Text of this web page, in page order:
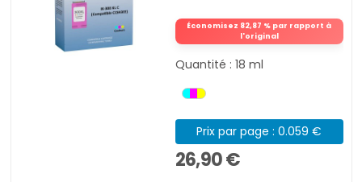
Économisez 82,87 % par rapport à
l'original
Quantité : 18 ml
Prix par page : 0.059 €
26,90 €